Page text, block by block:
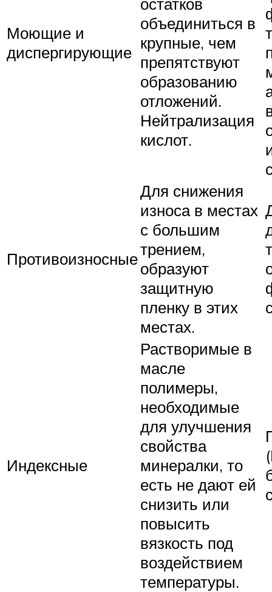
Моющие и
диспергирующие
объединиться в
крупные, чем
препятствуют
образованию
отложений.
Нейтрализация
кислот.
Противоизносные
Для снижения
износа в местах
с большим
трением,
образуют
защитную
пленку в этих
местах.
Индексные
Растворимые в
масле
полимеры,
необходимые
для улучшения
свойства
минералки, то
есть не дают ей
снизить или
повысить
вязкость под
воздействием
температуры.